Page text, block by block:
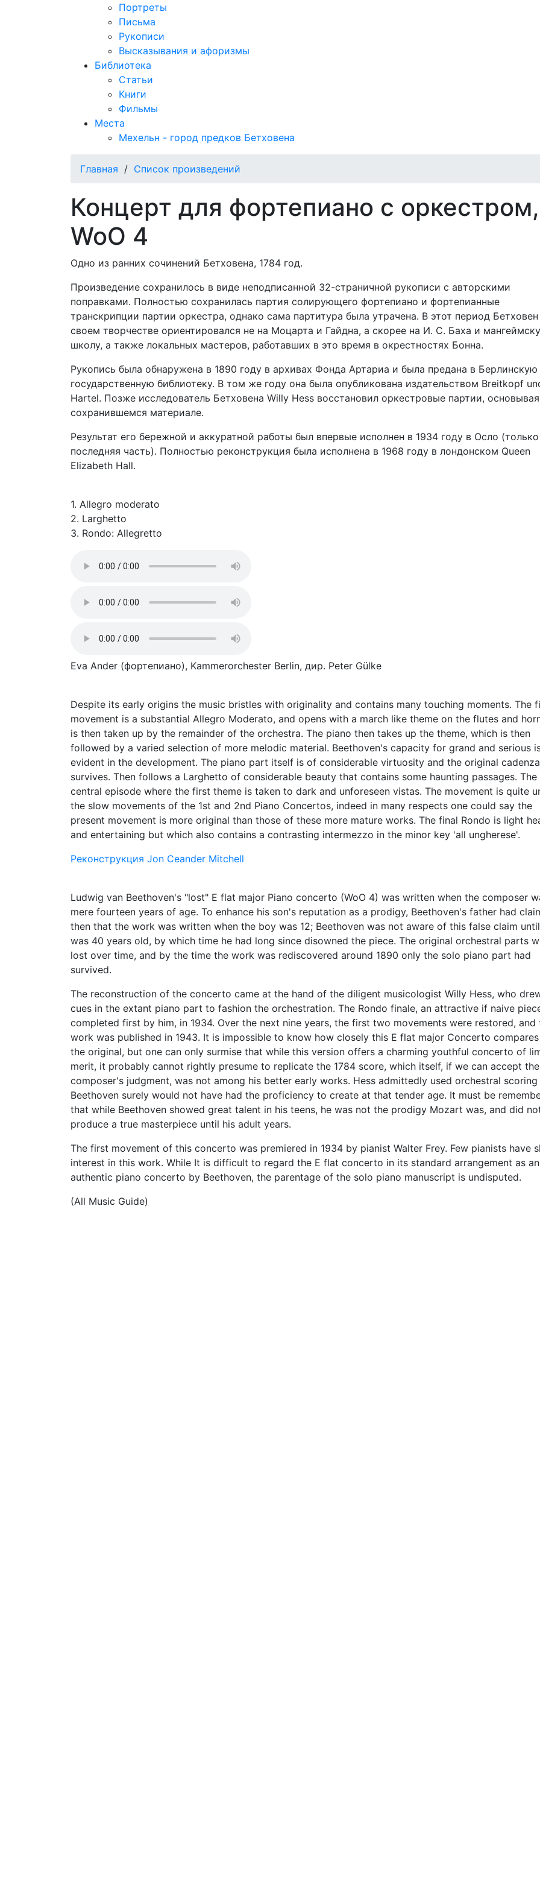
Портреты
Письма
Рукописи
Высказывания и афоризмы
Библиотека
Статьи
Книги
Фильмы
Места
Мехельн - город предков Бетховена
Главная / Список произведений
Концерт для фортепиано с оркестром,
WoO 4
Одно из ранних сочинений Бетховена, 1784 год.
Произведение сохранилось в виде неподписанной 32-страничной рукописи с авторскими
поправками. Полностью сохранилась партия солирующего фортепиано и фортепианные
транскрипции партии оркестра, однако сама партитура была утрачена. В этот период
своем творчестве ориентировался не на Моцарта и Гайдна, а скорее на И. С. Баха и
школу, а также локальных мастеров, работавших в это время в окрестностях Бонна.
Рукопись была обнаружена в 1890 году в архивах Фонда Артариа и была предана в Берлинскую
государственную библиотеку. В том же году она была опубликована издательством Breitkopf
Hartel. Позже исследователь Бетховена Willy Hess восстановил оркестровые партии,
сохранившемся материале.
Результат его бережной и аккуратной работы был впервые исполнен в 1934 году в Осло (только
последняя часть). Полностью реконструкция была исполнена в 1968 году в лондонском Queen
Elizabeth Hall.
1. Allegro moderato
2. Larghetto
3. Rondo: Allegretto
Eva Ander (фортепиано), Kammerorchester Berlin, дир. Peter Gülke
Despite its early origins the music bristles with originality and contains many touching moments. The
movement is a substantial Allegro Moderato, and opens with a march like theme on the flutes and
is then taken up by the remainder of the orchestra. The piano then takes up the theme, which is then
followed by a varied selection of more melodic material. Beethoven's capacity for grand and serious
evident in the development. The piano part itself is of considerable virtuosity and the original cadenza
survives. Then follows a Larghetto of considerable beauty that contains some haunting passages. The
central episode where the first theme is taken to dark and unforeseen vistas. The movement is quite
the slow movements of the 1st and 2nd Piano Concertos, indeed in many respects one could say the
present movement is more original than those of these more mature works. The final Rondo is light
and entertaining but which also contains a contrasting intermezzo in the minor key 'all ungherese'.
Реконструкция Jon Ceander Mitchell
Ludwig van Beethoven's "lost" E flat major Piano concerto (WoO 4) was written when the composer
mere fourteen years of age. To enhance his son's reputation as a prodigy, Beethoven's father had
then that the work was written when the boy was 12; Beethoven was not aware of this false claim
was 40 years old, by which time he had long since disowned the piece. The original orchestral parts
lost over time, and by the time the work was rediscovered around 1890 only the solo piano part had
survived.
The reconstruction of the concerto came at the hand of the diligent musicologist Willy Hess, who
cues in the extant piano part to fashion the orchestration. The Rondo finale, an attractive if naive
completed first by him, in 1934. Over the next nine years, the first two movements were restored, and
work was published in 1943. It is impossible to know how closely this E flat major Concerto
the original, but one can only surmise that while this version offers a charming youthful concerto of
merit, it probably cannot rightly presume to replicate the 1784 score, which itself, if we can accept the
composer's judgment, was not among his better early works. Hess admittedly used orchestral
Beethoven surely would not have had the proficiency to create at that tender age. It must be
that while Beethoven showed great talent in his teens, he was not the prodigy Mozart was, and did
produce a true masterpiece until his adult years.
The first movement of this concerto was premiered in 1934 by pianist Walter Frey. Few pianists have
interest in this work. While It is difficult to regard the E flat concerto in its standard arrangement as an
authentic piano concerto by Beethoven, the parentage of the solo piano manuscript is undisputed.
(All Music Guide)